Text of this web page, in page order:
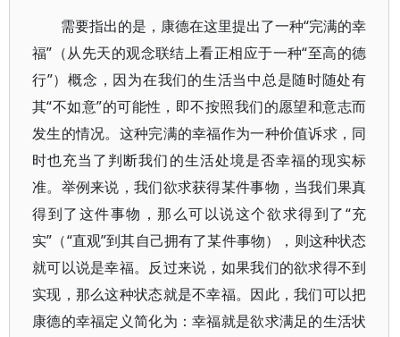
需要指出的是，康德在这里提出了一种“完满的幸
福”（从先天的观念联结上看正相应于一种“至高的德
行”）概念，因为在我们的生活当中总是随时随处有
其“不如意”的可能性，即不按照我们的愿望和意志而
发生的情况。这种完满的幸福作为一种价值诉求，同
时也充当了判断我们的生活处境是否幸福的现实标
准。举例来说，我们欲求获得某件事物，当我们果真
得到了这件事物，那么可以说这个欲求得到了“充
实”（“直观”到其自己拥有了某件事物），则这种状态
就可以说是幸福。反过来说，如果我们的欲求得不到
实现，那么这种状态就是不幸福。因此，我们可以把
康德的幸福定义简化为：幸福就是欲求满足的生活状